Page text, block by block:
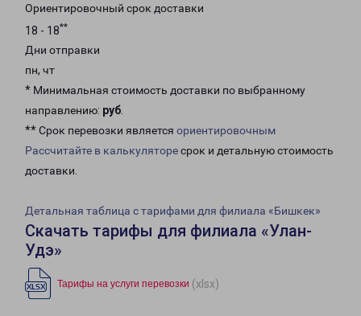
Ориентировочный срок доставки
18 - 18**
Дни отправки
пн, чт
* Минимальная стоимость доставки по выбранному
направлению: руб.
** Срок перевозки является ориентировочным
Рассчитайте в калькуляторесрок и детальную стоимость
доставки.
Детальная таблица с тарифами для филиала «Бишкек»
Скачать тарифы для филиала «Улан-
Удэ»
Тарифы на услуги перевозки (xlsx)